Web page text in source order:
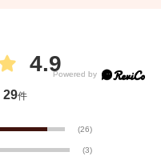
4.9
29件
(26)
(3)